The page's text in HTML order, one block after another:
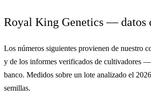
Royal King Genetics — datos
Los números siguientes provienen de nuestro
y de los informes verificados de cultivadores
banco. Medidos sobre un lote analizado el
semillas.